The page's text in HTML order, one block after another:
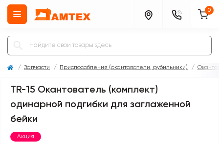
0
Запчасти Приспособления (окантователи, рубильники)
TR-15 Окантователь (комплект)
одинарной подгибки для заглаженной
бейки
Акция